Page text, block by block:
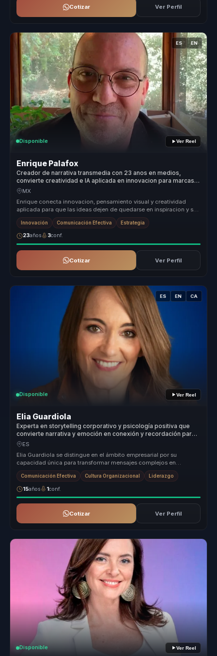
Cotizar Ver Perfil
ES EN
Disponible Ver Reel
Enrique Palafox
Creador de narrativa transmedia con 23 anos en medios,
convierte creatividad e IA aplicada en innovacion para marcas y
equipos.
MX
Enrique conecta innovacion, pensamiento visual y creatividad
aplicada para que las ideas dejen de quedarse en inspiracion y se
conviertan...
Innovación Comunicación Efectiva Estrategia
23años 3conf.
Cotizar Ver Perfil
ES EN CA
Disponible Ver Reel
Elia Guardiola
Experta en storytelling corporativo y psicología positiva que
convierte narrativa y emoción en conexión y recordación para
marcas y equipos.
ES
Elia Guardiola se distingue en el ámbito empresarial por su
capacidad única para transformar mensajes complejos en
narrativas memorables ...
Comunicación Efectiva Cultura Organizacional Liderazgo
15años 1conf.
Cotizar Ver Perfil
Disponible Ver Reel